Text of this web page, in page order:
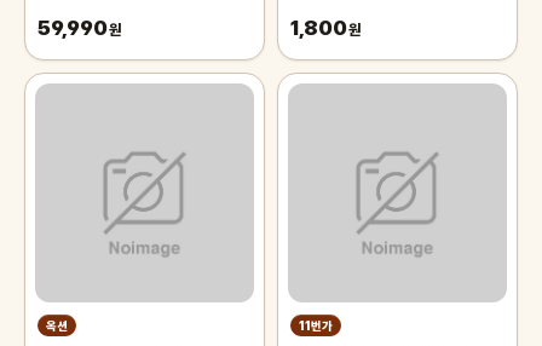
59,990원 1,800원
옥션 11번가